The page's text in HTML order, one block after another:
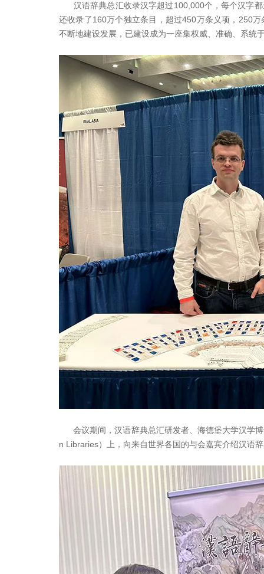
汉语辞典总汇收录汉字超过100,000个，每个汉字都
还收录了160万个独立条目，超过450万条义项，250
不断地建设发展，已建设成为一座集权威、准确、系统
会议期间，汉语辞典总汇研发者、海德堡大学汉学博
n Libraries）上，向来自世界各国的与会嘉宾介绍汉语